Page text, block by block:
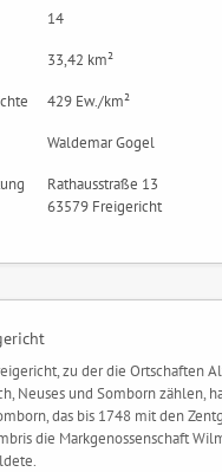
14
33,42 km²
429 Ew./km²
Waldemar Gogel
Rathausstraße 13
63579 Freigericht
zu der die Ortschaften
Neuses und Somborn zählen,
das bis 1748 mit den
die Markgenossenschaft